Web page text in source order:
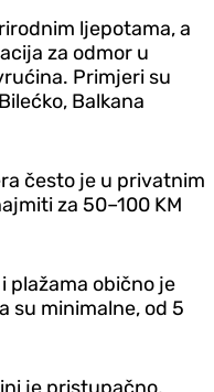
ljepotama, a
za odmor u
Primjeri su
Balkana
često je u privatnim
za 50–100 KM
plažama obično je
su minimalne, od 5